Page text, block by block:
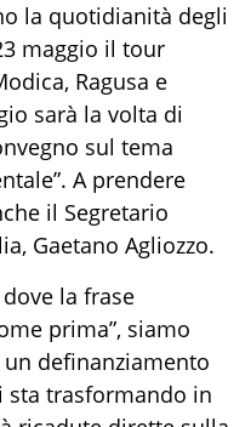
la quotidianità degli
maggio il tour
Ragusa e
sarà la volta di
sul tema
A prendere
il Segretario
Gaetano Agliozzo.
la frase
prima”, siamo
definanziamento
sta trasformando in